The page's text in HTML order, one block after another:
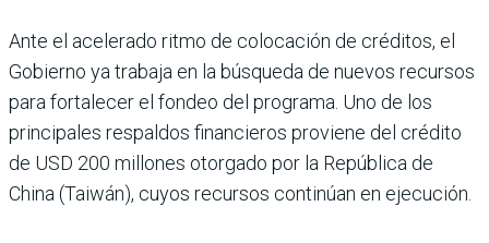
Ante el acelerado ritmo de colocación de créditos, el
Gobierno ya trabaja en la búsqueda de nuevos recursos
para fortalecer el fondeo del programa. Uno de los
princi­pales respaldos financieros proviene del crédito
de USD 200 millones otorgado por la República de
China (Taiwán), cuyos recursos continúan en ejecución.